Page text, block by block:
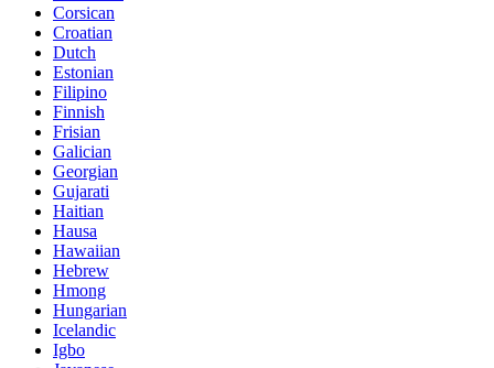
Corsican
Croatian
Dutch
Estonian
Filipino
Finnish
Frisian
Galician
Georgian
Gujarati
Haitian
Hausa
Hawaiian
Hebrew
Hmong
Hungarian
Icelandic
Igbo